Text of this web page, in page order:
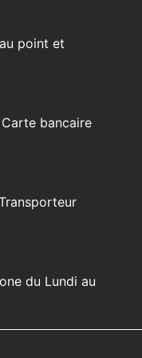
point et
bancaire
du Lundi au